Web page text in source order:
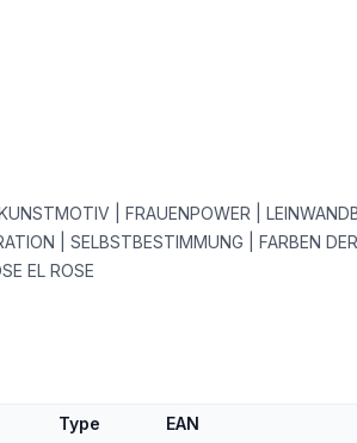
| FRAUENPOWER |
| SELBSTBESTIMMUNG | FARBEN DER
EL ROSE
Type EAN